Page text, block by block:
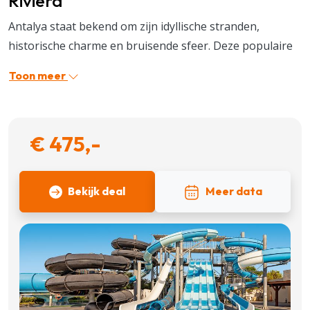
Antalya staat bekend om zijn idyllische stranden,
historische charme en bruisende sfeer. Deze populaire
resorts en eeuwenoude cultuur. Wandel door de oude
natuur in de omgeving. Met zijn heerlijke klimaat en
Toon meer
€ 475,-
Bekijk deal Meer data